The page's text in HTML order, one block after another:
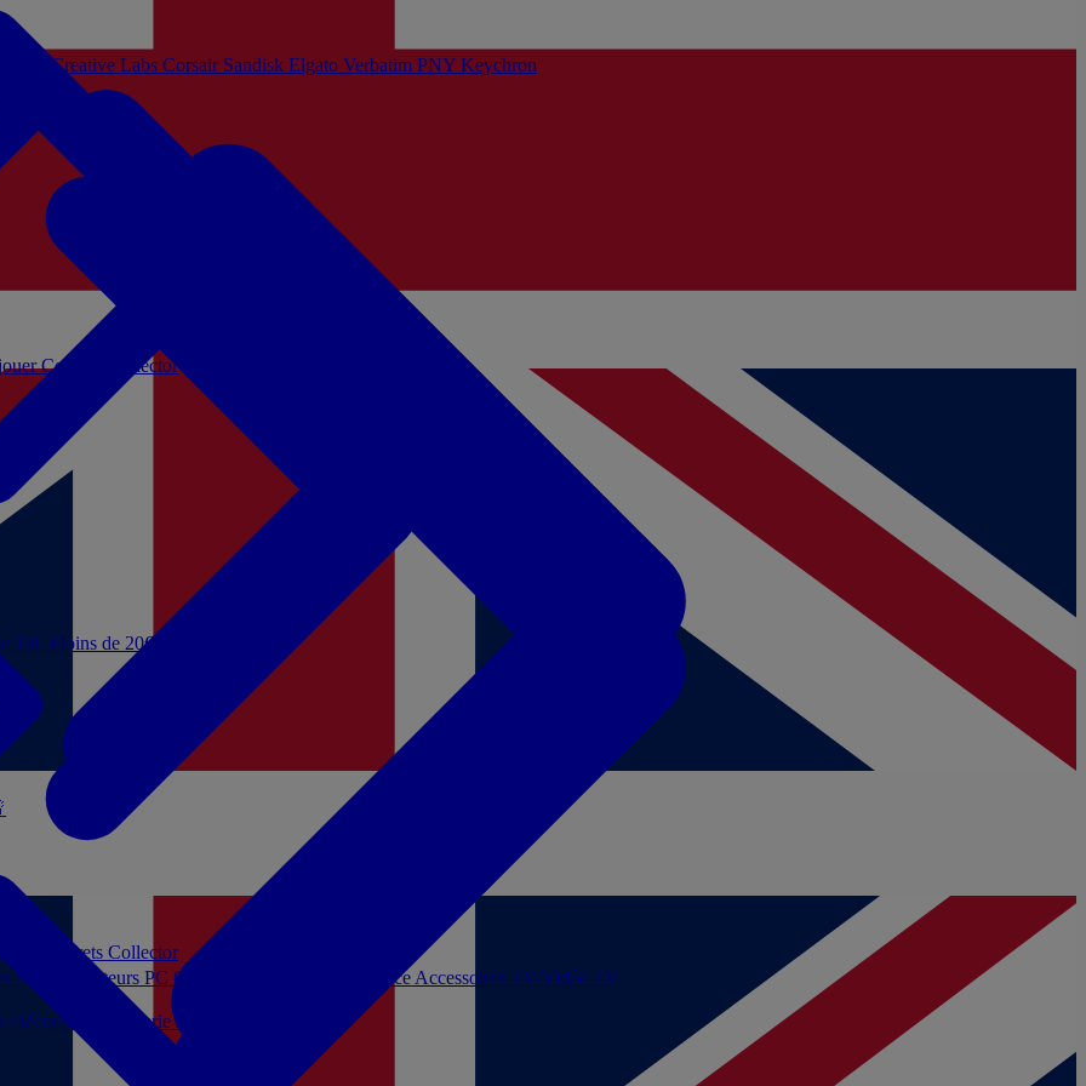
10€ Moins de 20€
Décoration PapeterieJeux de société
Coffrets Collector
Coffrets Collector
audio Moniteurs PC Casques filaires Audio Licence Accessoires TV/Vidéo TV
Creative Labs Corsair Sandisk Elgato Verbatim PNY Keychron